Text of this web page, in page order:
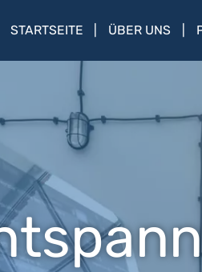
STARTSEITE ÜBER UNS